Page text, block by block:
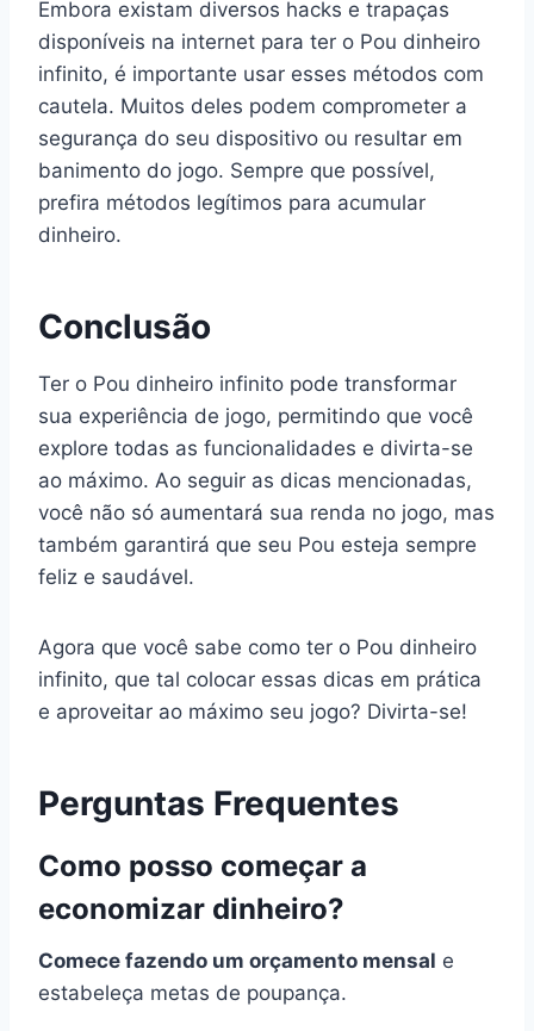
Embora existam diversos hacks e trapaças
disponíveis na internet para ter o Pou dinheiro
infinito, é importante usar esses métodos com
cautela. Muitos deles podem comprometer a
segurança do seu dispositivo ou resultar em
banimento do jogo. Sempre que possível,
prefira métodos legítimos para acumular
dinheiro.
Conclusão
Ter o Pou dinheiro infinito pode transformar
sua experiência de jogo, permitindo que você
explore todas as funcionalidades e divirta-se
ao máximo. Ao seguir as dicas mencionadas,
você não só aumentará sua renda no jogo, mas
também garantirá que seu Pou esteja sempre
feliz e saudável.
Agora que você sabe como ter o Pou dinheiro
infinito, que tal colocar essas dicas em prática
e aproveitar ao máximo seu jogo? Divirta-se!
Perguntas Frequentes
Como posso começar a
economizar dinheiro?
Comece fazendo um orçamento mensal e
estabeleça metas de poupança.